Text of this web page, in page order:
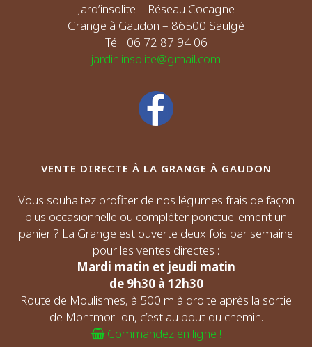
Jard’insolite – Réseau Cocagne
Grange à Gaudon – 86500 Saulgé
Tél : 06 72 87 94 06
jardin.insolite@gmail.com
VENTE DIRECTE À LA GRANGE À GAUDON
Vous souhaitez profiter de nos légumes frais de façon
plus occasionnelle ou compléter ponctuellement un
panier ? La Grange est ouverte deux fois par semaine
pour les ventes directes :
Mardi matin et jeudi matin
de 9h30 à 12h30
Route de Moulismes, à 500 m à droite après la sortie
de Montmorillon, c’est au bout du chemin.
Commandez en ligne !